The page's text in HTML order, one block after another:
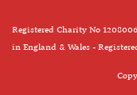
Registered Charity No
in England & Wales -